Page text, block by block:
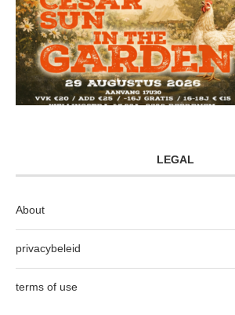
LEGAL
About
privacybeleid
terms of use